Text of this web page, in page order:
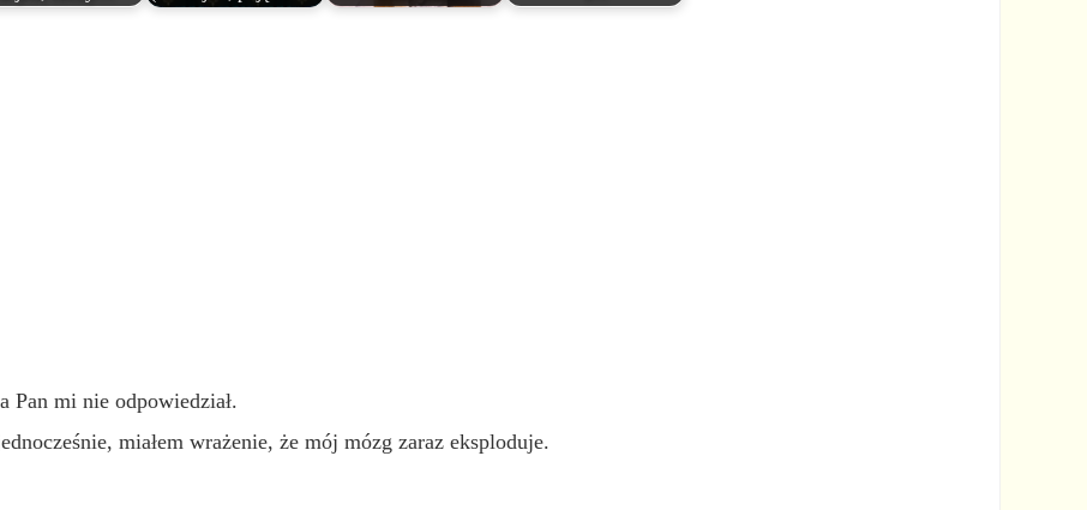
Pan mi nie odpowiedział.
miałem wrażenie, że mój mózg zaraz eksploduje.